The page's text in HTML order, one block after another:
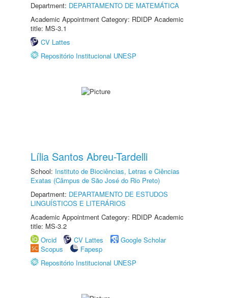
Department: DEPARTAMENTO DE MATEMÁTICA
Academic Appointment Category: RDIDP Academic
title: MS-3.1
CV Lattes
Repositório Institucional UNESP
Lília Santos Abreu-Tardelli
School: Instituto de Biociências, Letras e Ciências
Exatas (Câmpus de São José do Rio Preto)
Department: DEPARTAMENTO DE ESTUDOS
LINGUÍSTICOS E LITERÁRIOS
Academic Appointment Category: RDIDP Academic
title: MS-3.2
Orcid
CV Lattes
Google Scholar
Scopus
Fapesp
Repositório Institucional UNESP